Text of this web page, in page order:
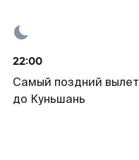
22:00
Самый поздний вылет
до Куньшань